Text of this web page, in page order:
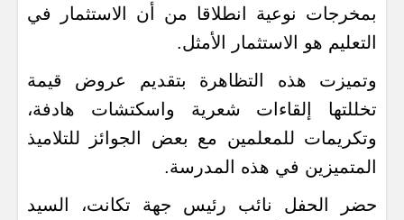
بمخرجات نوعية انطلاقا من أن الاستثمار في
التعليم هو الاستثمار الأمثل.
وتميزت هذه التظاهرة بتقديم عروض قيمة
تخللتها إلقاءات شعرية واسكتشات هادفة،
وتكريمات للمعلمين مع بعض الجوائز للتلاميذ
المتميزين في هذه المدرسة.
حضر الحفل نائب رئيس جهة تكانت، السيد